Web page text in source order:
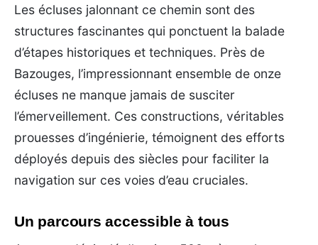
Les écluses jalonnant ce chemin sont des
structures fascinantes qui ponctuent la balade
d’étapes historiques et techniques. Près de
Bazouges, l’impressionnant ensemble de onze
écluses ne manque jamais de susciter
l’émerveillement. Ces constructions, véritables
prouesses d’ingénierie, témoignent des efforts
déployés depuis des siècles pour faciliter la
navigation sur ces voies d’eau cruciales.
Un parcours accessible à tous